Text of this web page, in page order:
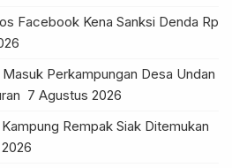
Facebook Kena Sanksi Denda Rp
Perkampungan Desa Undan
7 Agustus 2026
Rempak Siak Ditemukan